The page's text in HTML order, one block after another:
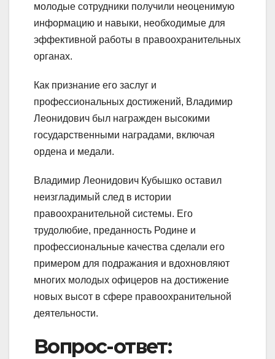
молодые сотрудники получили неоценимую
информацию и навыки, необходимые для
эффективной работы в правоохранительных
органах.
Как признание его заслуг и
профессиональных достижений, Владимир
Леонидович был награжден высокими
государственными наградами, включая
ордена и медали.
Владимир Леонидович Кубышко оставил
неизгладимый след в истории
правоохранительной системы. Его
трудолюбие, преданность Родине и
профессиональные качества сделали его
примером для подражания и вдохновляют
многих молодых офицеров на достижение
новых высот в сфере правоохранительной
деятельности.
Вопрос-ответ: